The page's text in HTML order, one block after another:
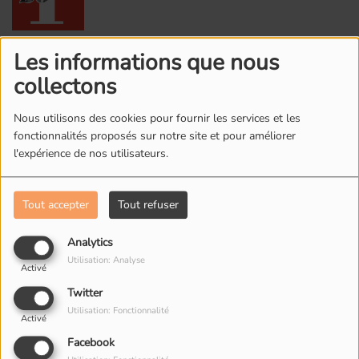
Les informations que nous
collectons
Nous utilisons des cookies pour fournir les services et les
fonctionnalités proposés sur notre site et pour améliorer
l'expérience de nos utilisateurs.
Tout accepter Tout refuser
Analytics
Activé
Utilisation: Analyse
Twitter
Activé
Utilisation: Fonctionnalité
Facebook
Addicted to You
You Make Me
8
Without You (feat. Sandro
Cavazza)
9
Vs. Nicky Romero) - Radio
Edit